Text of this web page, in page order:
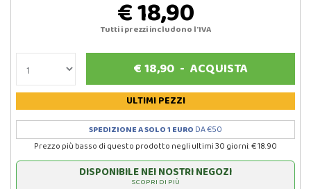
€ 18,90
Tutti i prezzi includono l'IVA
€18,90- ACQUISTA
ULTIMI PEZZI
SPEDIZIONE A SOLO 1 EURO DA €50
Prezzo più basso di questo prodotto negli ultimi 30 giorni: € 18.90
DISPONIBILE NEI NOSTRI NEGOZI
SCOPRI DI PIÙ